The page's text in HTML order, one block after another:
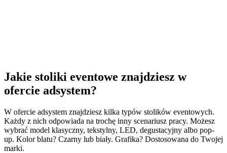
Jakie stoliki eventowe znajdziesz w
ofercie adsystem?
W ofercie adsystem znajdziesz kilka typów stolików eventowych.
Każdy z nich odpowiada na trochę inny scenariusz pracy. Możesz
wybrać model klasyczny, tekstylny, LED, degustacyjny albo pop-
up. Kolor blatu? Czarny lub biały. Grafika? Dostosowana do Twojej
marki.